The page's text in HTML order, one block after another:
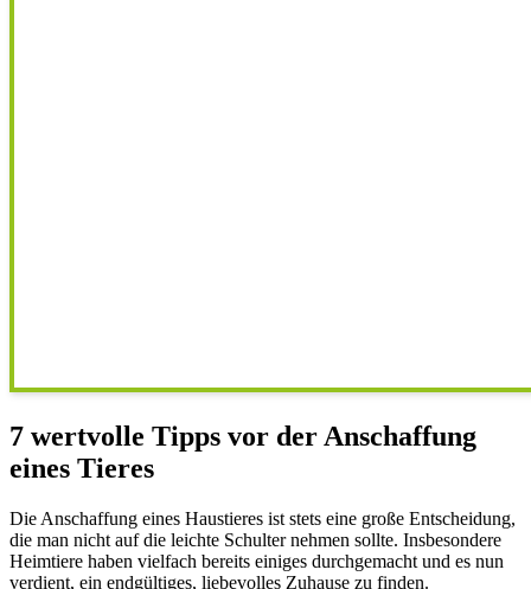
7 wertvolle Tipps vor der Anschaffung
eines Tieres
Die Anschaffung eines Haustieres ist stets eine große Entscheidung,
die man nicht auf die leichte Schulter nehmen sollte. Insbesondere
Heimtiere haben vielfach bereits einiges durchgemacht und es nun
verdient, ein endgültiges, liebevolles Zuhause zu finden.